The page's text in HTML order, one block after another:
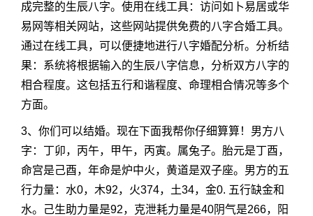
成完整的生辰八字。使用在线工具：访问如卜易居或华
易网等相关网站，这些网站提供免费的八字合婚工具。
通过在线工具，可以便捷地进行八字婚配分析。分析结
果：系统将根据输入的生辰八字信息，分析双方八字的
相合程度。这包括五行和谐程度、命理相合情况等多个
方面。
3、你们可以结婚。现在下面我帮你仔细算算！男方八
字：丁卯，丙午，甲午，丙寅。属兔子。胎元是丁酉，
命宫是己酉，年命是炉中火，黄道是双子座。男方的五
行力量：水0，木92，火374，土34，金0. 五行缺金和
水。己生助力量是92，克泄耗力量是40阴气是266，阳